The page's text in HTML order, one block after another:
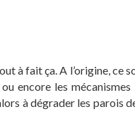
à fait ça. A l’origine,
encore les
à dégrader les parois